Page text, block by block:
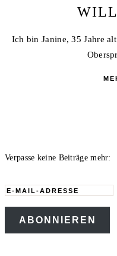
Ich bin Janine, 35 Jahre
Verpasse keine Beiträge mehr:
E-
Mail-
Adresse
ABONNIEREN